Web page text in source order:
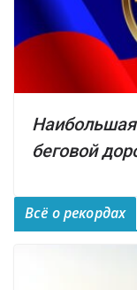
Наибольшая
беговой
Всё о рекордах